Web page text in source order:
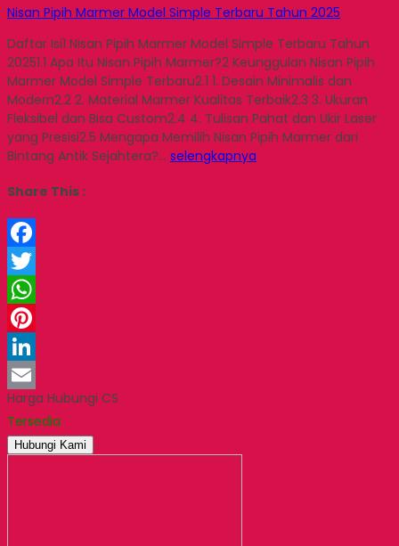
Nisan Pipih Marmer Model Simple Terbaru Tahun 2025
Daftar Isi1 Nisan Pipih Marmer Model Simple Terbaru Tahun
20251.1 Apa Itu Nisan Pipih Marmer?2 Keunggulan Nisan Pipih
Marmer Model Simple Terbaru2.1 1. Desain Minimalis dan
Modern2.2 2. Material Marmer Kualitas Terbaik2.3 3. Ukuran
Fleksibel dan Bisa Custom2.4 4. Tulisan Pahat dan Ukir Laser
yang Presisi2.5 Mengapa Memilih Nisan Pipih Marmer dari
Bintang Antik Sejahtera?… selengkapnya
Share This :
Facebook
Twitter
WhatsApp
Pinterest
LinkedIn
Email
Harga Hubungi CS
Tersedia
Hubungi Kami